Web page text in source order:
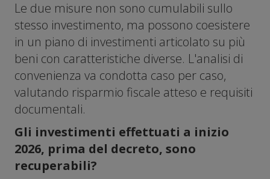
Le due misure non sono cumulabili sullo
stesso investimento, ma possono coesistere
in un piano di investimenti articolato su più
beni con caratteristiche diverse. L'analisi di
convenienza va condotta caso per caso,
valutando risparmio fiscale atteso e requisiti
documentali.
Gli investimenti effettuati a inizio
2026, prima del decreto, sono
recuperabili?